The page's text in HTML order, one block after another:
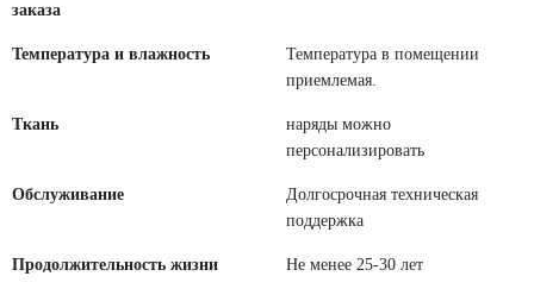
заказа
Температура и влажность
Температура в помещении
приемлемая.
Ткань
наряды можно
персонализировать
Обслуживание
Долгосрочная техническая
поддержка
Продолжительность жизни Не менее 25-30 лет